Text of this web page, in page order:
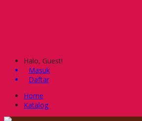
Halo, Guest!
Masuk
Daftar
Home
Katalog